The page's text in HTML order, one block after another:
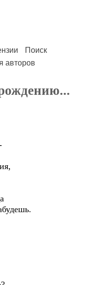
Поиск
авторов